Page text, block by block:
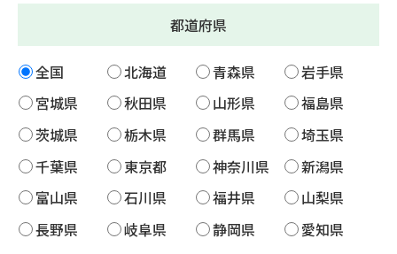
都道府県
全国 北海道 青森県
岩手県
宮城県
秋田県 山形県
福島県
茨城県
栃木県 群馬県
埼玉県
千葉県
東京都 神奈川県
新潟県
富山県
石川県 福井県
山梨県
長野県
岐阜県 静岡県
愛知県